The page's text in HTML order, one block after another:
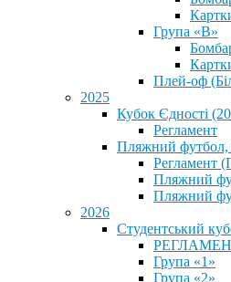
Група «В»
Плей-оф
2025
Кубок Єдності
Регламент
Пляжний футбол,
Регламент
Пляжний
Пляжний
2026
Студентський
Група «1»
Група «2»